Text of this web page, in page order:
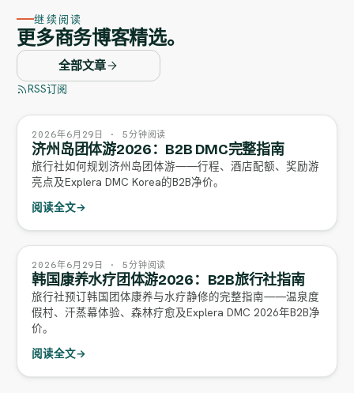
继续阅读
更多商务博客精选。
全部文章
RSS订阅
2026年6月29日 · 5分钟阅读
济州岛团体游2026：B2B DMC完整指南
旅行社如何规划济州岛团体游——行程、酒店配额、奖励游
亮点及Explera DMC Korea的B2B净价。
阅读全文→
2026年6月29日 · 5分钟阅读
韩国康养水疗团体游2026：B2B旅行社指南
旅行社预订韩国团体康养与水疗静修的完整指南——温泉度
假村、汗蒸幕体验、森林疗愈及Explera DMC 2026年B2B净
价。
阅读全文→